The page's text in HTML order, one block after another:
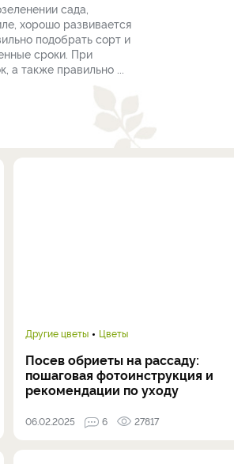
сада,
хорошо развивается
подобрать сорт и
сроки. При
а также правильно ...
Другие цветы Цветы
Посев обриеты на рассаду:
пошаговая фотоинструкция и
рекомендации по уходу
06.02.2025 6 27817